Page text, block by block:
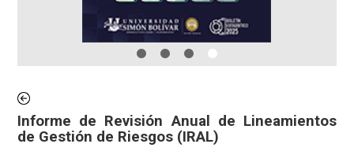
Informe de Revisión Anual de Lineamientos
de Gestión de Riesgos (IRAL)